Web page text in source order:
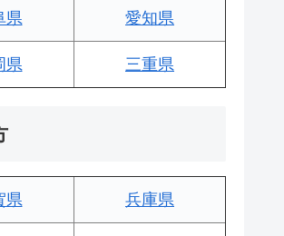
県 愛知県
県 三重県
県 兵庫県